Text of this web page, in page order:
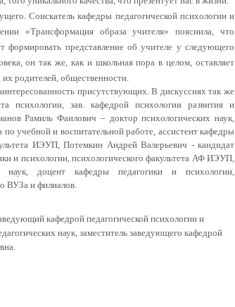
Соискатель кафедры педагогической психологии и
«Трансформация образа учителя» пояснила, что
представление об учителе у следующего
он так же, как и школьная пора в целом, оставляет
родителей, общественности.
присутствующих. В дискуссиях так же
психологии, зав. кафедрой психологии развития и
Рамиль Фаилович – доктор психологических наук,
учебной и воспитательной работе, ассистент кафедры
ИЭУП, Потемкин Андрей Валерьевич - кандидат
и психологии, психологического факультета АФ ИЭУП,
наук, доцент кафедры педагогики и психологии,
ВУЗа и филиалов.
кафедрой педагогической психологии и
наук, заместитель заведующего кафедрой